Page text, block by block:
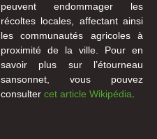
peuvent endommager les
récoltes locales, affectant ainsi
les communautés agricoles à
proximité de la ville. Pour en
savoir plus sur l’étourneau
sansonnet, vous pouvez
consulter cet article Wikipédia.